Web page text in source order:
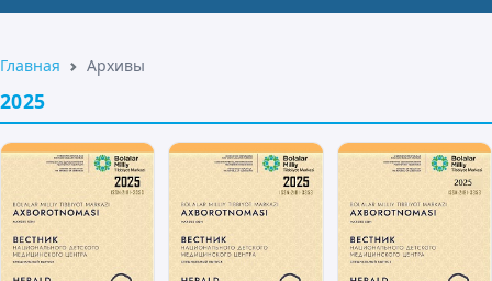
Главная Архивы
2025